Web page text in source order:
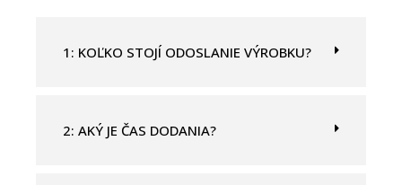
1: KOĽKO STOJÍ ODOSLANIE VÝROBKU?
2: AKÝ JE ČAS DODANIA?